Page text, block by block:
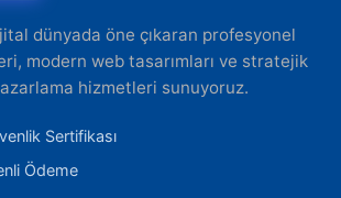
dünyada öne çıkaran profesyonel
modern web tasarımları ve stratejik
hizmetleri sunuyoruz.
Sertifikası
Ödeme